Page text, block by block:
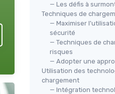
— Les défis à
Techniques de
— Maximiser
sécurité
— Techniques de
risques
— Adopter une
Utilisation des
chargement
— Intégration